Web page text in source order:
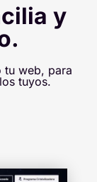
y
tu web, para
tuyos.